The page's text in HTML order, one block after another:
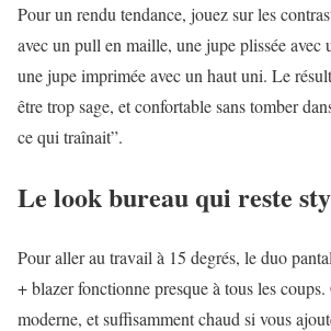
Pour un rendu tendance, jouez sur les
avec un pull en maille, une jupe plissée avec
une jupe imprimée avec un haut uni. Le
être trop sage, et confortable sans tomber
ce qui traînait”.
Le look bureau qui reste
Pour aller au travail à 15 degrés, le duo
+ blazer fonctionne presque à tous les coups.
moderne, et suffisamment chaud si vous